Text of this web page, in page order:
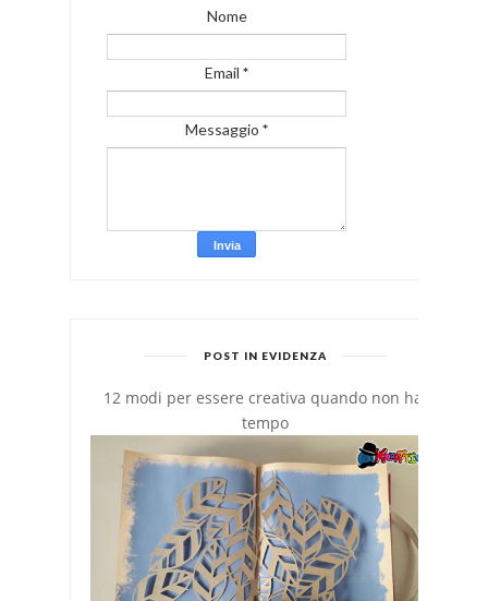
Nome
Email *
Messaggio *
POST IN EVIDENZA
12 modi per essere creativa quando non hai
tempo